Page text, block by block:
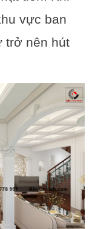
vực ban
trở nên hút